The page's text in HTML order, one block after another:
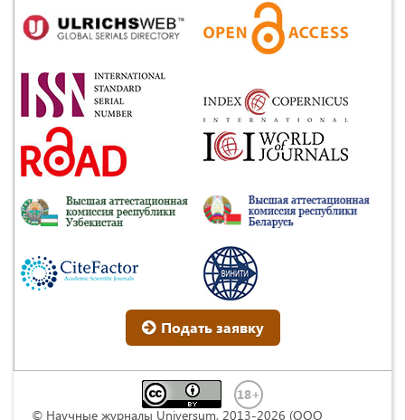
Подать заявку
© Научные журналы Universum, 2013-2026 (ООО